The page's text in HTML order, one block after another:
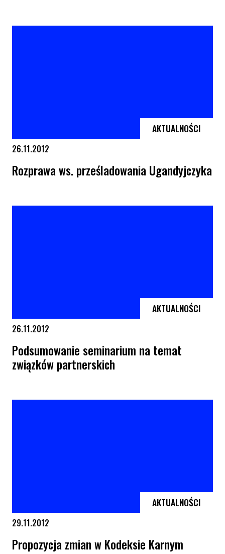
AKTUALNOŚCI
26.11.2012
Rozprawa ws. prześladowania Ugandyjczyka
AKTUALNOŚCI
26.11.2012
Podsumowanie seminarium na temat
związków partnerskich
AKTUALNOŚCI
29.11.2012
Propozycja zmian w Kodeksie Karnym